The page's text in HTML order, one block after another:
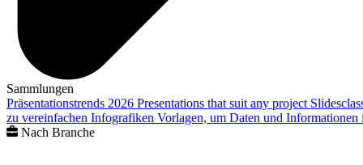
Sammlungen
Präsentationstrends 2026 Presentations that suit any project
zu vereinfachen Infografiken Vorlagen, um Daten und
Nach Branche